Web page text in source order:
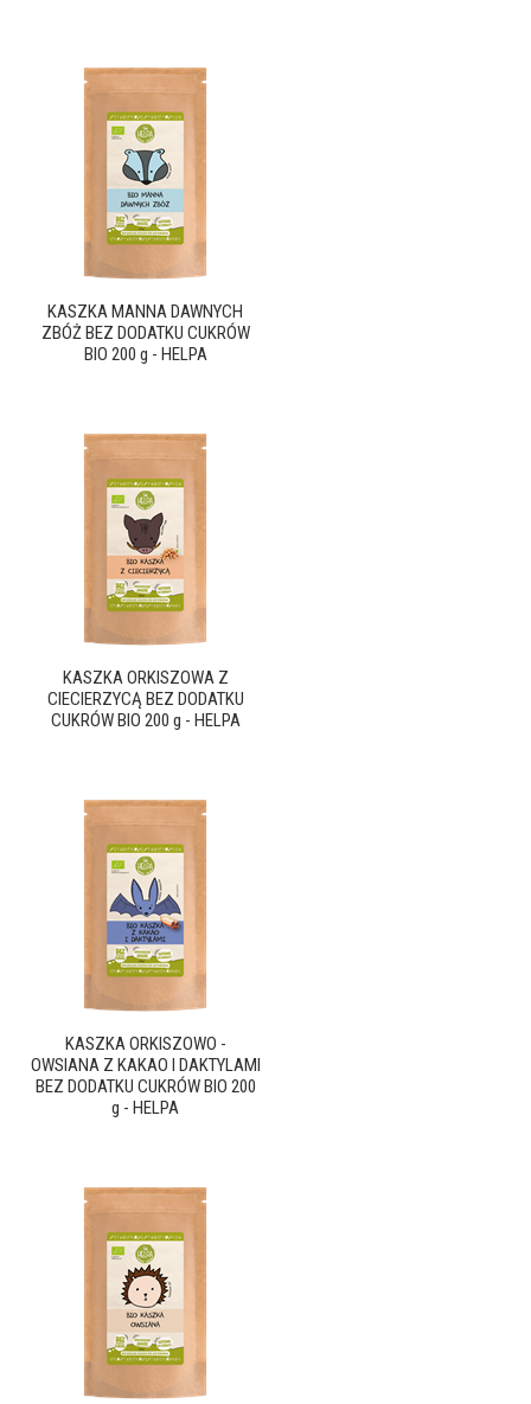
KASZKA MANNA DAWNYCH
ZBÓŻ BEZ DODATKU CUKRÓW
BIO 200 g - HELPA
KASZKA ORKISZOWA Z
CIECIERZYCĄ BEZ DODATKU
CUKRÓW BIO 200 g - HELPA
KASZKA ORKISZOWO -
OWSIANA Z KAKAO I DAKTYLAMI
BEZ DODATKU CUKRÓW BIO 200
g - HELPA